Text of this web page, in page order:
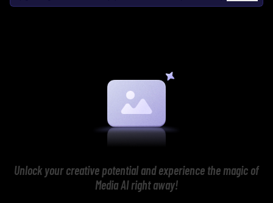
Unlock your creative potential and experience the magic of
Media AI right away!